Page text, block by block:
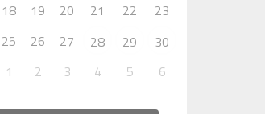
18 19 20 21 22
23
25 26 27 28 29
30
1 2 3 4 5 6